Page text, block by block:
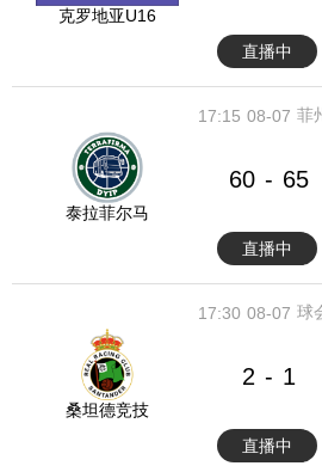
克罗地亚U16
直播中
08-07
17:15 菲
泰拉菲尔马
60 - 65
直播中
08-07
17:30 球
桑坦德竞技
2 - 1
直播中